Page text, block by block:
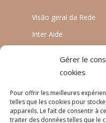
Gérer le
cookies
Pour offrir les meilleures
telles que les cookies pour
appareils. Le fait de consentir à
traiter des données telles que le
Visão geral da Rede
Inter Aide
Planète Enfants &